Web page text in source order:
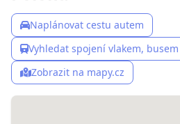
Naplánovat cestu autem
Vyhledat spojení vlakem, busem
Zobrazit na mapy.cz